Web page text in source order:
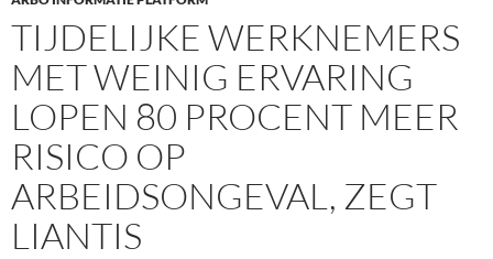
TIJDELIJKE WERKNEMERS
MET WEINIG ERVARING
LOPEN 80 PROCENT MEER
RISICO OP
ARBEIDSONGEVAL, ZEGT
LIANTIS